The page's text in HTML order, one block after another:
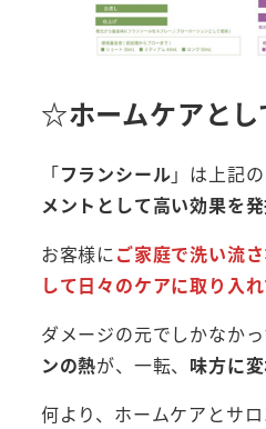
☆ホームケアとし
「フランシール」は上記
メントとして高い効果を
お客様にご家庭で洗い流
して日々のケアに取り入
ダメージの元でしかなか
ンの熱が、一転、 味方に変
何より、ホームケアとサ